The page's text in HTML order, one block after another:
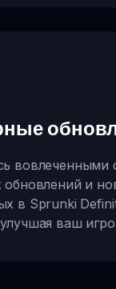
обновлений и
в Sprunki
ваш